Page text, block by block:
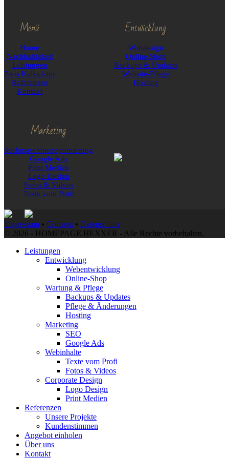
Menü
Home
Nachhaltigkeit
Leistungen
Preis Kalkulator
Referenzen
Kontakt
Entwicklung
Webdesign
Online-Shop
Backups & Updates
Website-Pflege
Hosting
Marketing
Suchmaschinen­optimierung
Google Ads
Print Medien
Logo Design
Fotos & Videos
Texte vom Profi
Impressum • Consent • Datenschutz
© 2026 - HOMEPAGE HEXXER - Alle Rechte vorbehalten.
Leistungen
Entwicklung
Webentwicklung
Online-Shop
Wartung & Pflege
Backups & Updates
Pflege & Änderungen
Hosting
Marketing
SEO
Google Ads
Webinhalte
Texte vom Profi
Fotos & Videos
Corporate Design
Logo Design
Print Medien
Referenzen
Unsere Projekte
Kundenstimmen
Angebot einholen
Über uns
Kontakt